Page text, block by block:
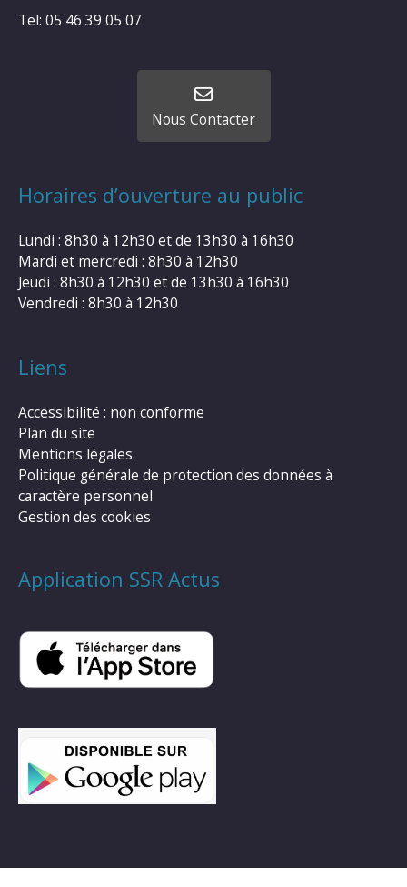
Tel: 05 46 39 05 07
Nous Contacter
Horaires d’ouverture au public
Lundi : 8h30 à 12h30 et de 13h30 à 16h30
Mardi et mercredi : 8h30 à 12h30
Jeudi : 8h30 à 12h30 et de 13h30 à 16h30
Vendredi : 8h30 à 12h30
Liens
Accessibilité : non conforme
Plan du site
Mentions légales
Politique générale de protection des données à
caractère personnel
Gestion des cookies
Application SSR Actus